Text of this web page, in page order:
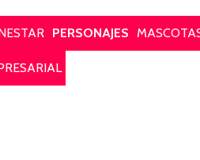
PERSONAJES